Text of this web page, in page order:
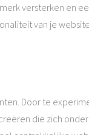
versterken en
van je
Door te
die zich